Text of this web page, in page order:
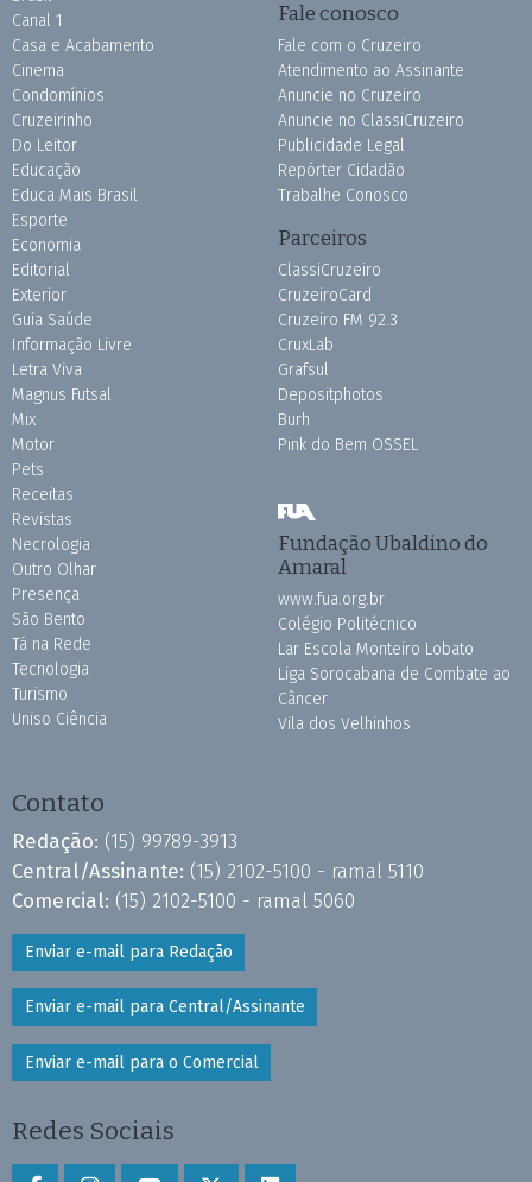
Canal 1
Casa e Acabamento
Cinema
Condomínios
Cruzeirinho
Do Leitor
Educação
Educa Mais Brasil
Esporte
Economia
Editorial
Exterior
Guia Saúde
Informação Livre
Letra Viva
Magnus Futsal
Mix
Motor
Pets
Receitas
Revistas
Necrologia
Outro Olhar
Presença
São Bento
Tá na Rede
Tecnologia
Turismo
Uniso Ciência
Fale conosco
Fale com o Cruzeiro
Atendimento ao Assinante
Anuncie no Cruzeiro
Anuncie no ClassiCruzeiro
Publicidade Legal
Repórter Cidadão
Trabalhe Conosco
Parceiros
ClassiCruzeiro
CruzeiroCard
Cruzeiro FM 92.3
CruxLab
Grafsul
Depositphotos
Burh
Pink do Bem OSSEL
Fundação Ubaldino do
Amaral
www.fua.org.br
Colégio Politécnico
Lar Escola Monteiro Lobato
Liga Sorocabana de Combate ao
Câncer
Vila dos Velhinhos
Contato
Redação: (15) 99789-3913
Central/Assinante: (15) 2102-5100 - ramal 5110
Comercial: (15) 2102-5100 - ramal 5060
Enviar e-mail para Redação
Enviar e-mail para Central/Assinante
Enviar e-mail para o Comercial
Redes Sociais